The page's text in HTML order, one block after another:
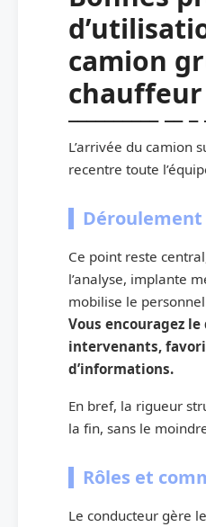
camion
chauffeur
L’arrivée du camion
recentre toute
Ce point reste
l’analyse, implante
mobilise le
Vous encouragez
intervenants,
d’informations.
En bref, la rigueur
la fin, sans le
Rôles et
Le conducteur gère